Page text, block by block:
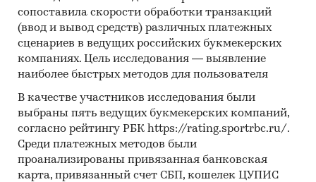
получателей российской стеклянной
посуды и рейтинг крупнейших зарубежных
поставщиков стеклянной посуды.
При подготовке обзора используется
официальная статистика и собранные
данные.
Информация профильных госорганов:
Федеральная служба государственной
статистики РФ
сопоставила скорости обработки транзакций
(ввод и вывод средств) различных платежных
сценариев в ведущих российских букмекерских
компаниях. Цель исследования — выявление
наиболее быстрых методов для пользователя
В качестве участников исследования были
выбраны пять ведущих букмекерских компаний,
согласно рейтингу РБК https://rating.sportrbc.ru/.
Среди платежных методов были
проанализированы привязанная банковская
карта, привязанный счет СБП, кошелек ЦУПИС